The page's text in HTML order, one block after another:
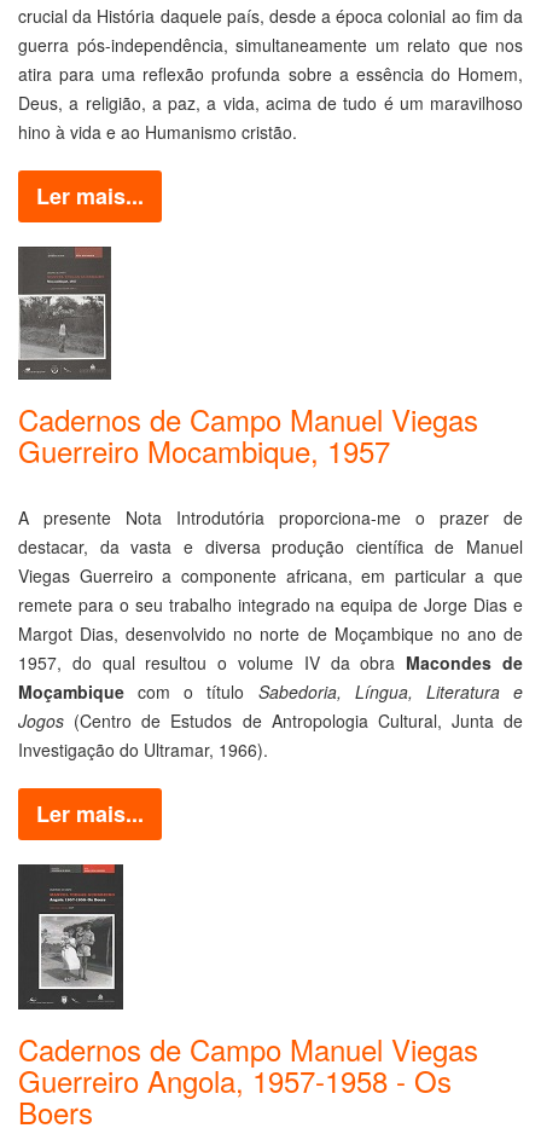
crucial da História daquele país, desde a época colonial ao fim da
guerra pós-independência, simultaneamente um relato que nos
atira para uma reflexão profunda sobre a essência do Homem,
Deus, a religião, a paz, a vida, acima de tudo é um maravilhoso
hino à vida e ao Humanismo cristão.
Ler mais...
Cadernos de Campo Manuel Viegas
Guerreiro Mocambique, 1957
A presente Nota Introdutória proporciona-me o prazer de
destacar, da vasta e diversa produção científica de Manuel
Viegas Guerreiro a componente africana, em particular a que
remete para o seu trabalho integrado na equipa de Jorge Dias e
Margot Dias, desenvolvido no norte de Moçambique no ano de
1957, do qual resultou o volume IV da obra Macondes de
Moçambiquecom o título Sabedoria, Língua, Literatura e
Jogos (Centro de Estudos de Antropologia Cultural, Junta de
Investigação do Ultramar, 1966).
Ler mais...
Cadernos de Campo Manuel Viegas
Guerreiro Angola, 1957-1958 - Os
Boers